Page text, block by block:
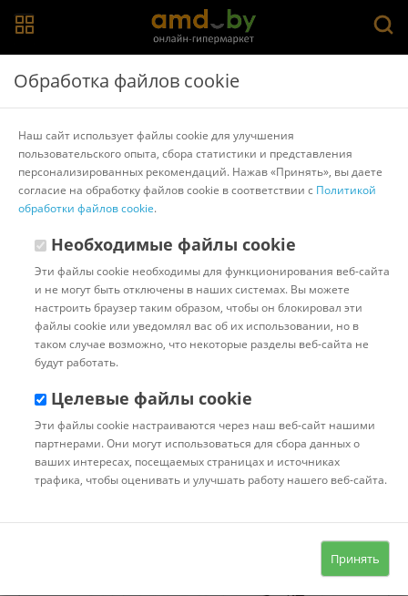
Главная > Каталог товаров
Банкетки, тумбы и полки для
обуви > Nika
Полка для обуви Nika ЭТ1 (черный)
Другие товары Nika
Обработка файлов cookie
Наш сайт использует файлы cookie для улучшения
пользовательского опыта, сбора статистики и представления
персонализированных рекомендаций. Нажав «Принять», вы даете
согласие на обработку файлов cookie в соответствии с Политикой
обработки файлов cookie.
Необходимые файлы cookie
Эти файлы cookie необходимы для функционирования веб-сайта
и не могут быть отключены в наших системах. Вы можете
настроить браузер таким образом, чтобы он блокировал эти
файлы cookie или уведомлял вас об их использовании, но в
таком случае возможно, что некоторые разделы веб-сайта не
будут работать.
Целевые файлы cookie
Эти файлы cookie настраиваются через наш веб-сайт нашими
партнерами. Они могут использоваться для сбора данных о
ваших интересах, посещаемых страницах и источниках
трафика, чтобы оценивать и улучшать работу нашего веб-сайта.
Принять